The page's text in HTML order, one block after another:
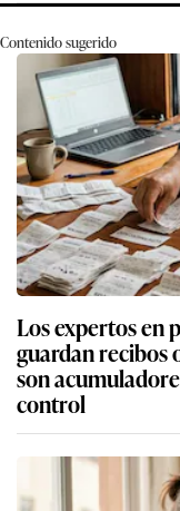
Contenido sugerido
Los expertos en
guardan recibos
son
control